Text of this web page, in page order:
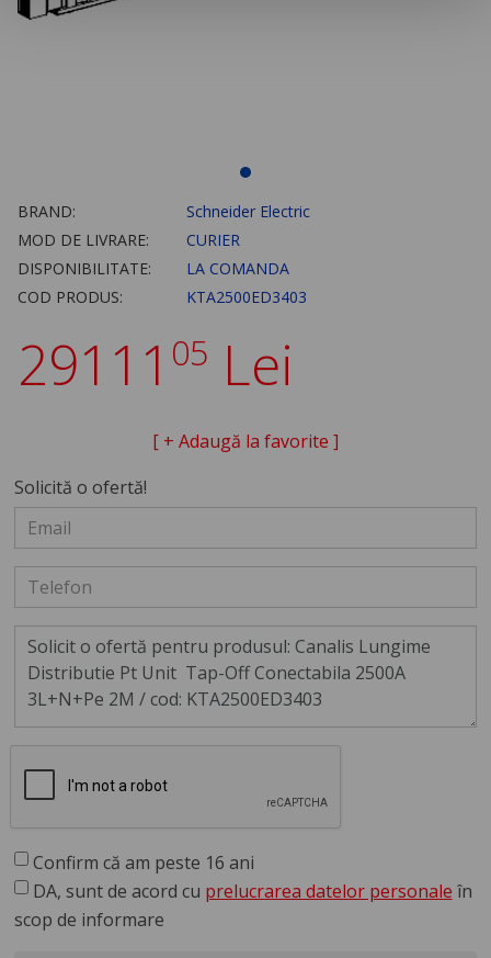
BRAND:
Schneider Electric
MOD DE LIVRARE:
CURIER
DISPONIBILITATE:
LA COMANDA
COD PRODUS:
KTA2500ED3403
29111 05 Lei
[ + Adaugă la favorite ]
Solicită o ofertă!
Confirm că am peste 16 ani
DA, sunt de acord cu prelucrarea datelor personale în
scop de informare